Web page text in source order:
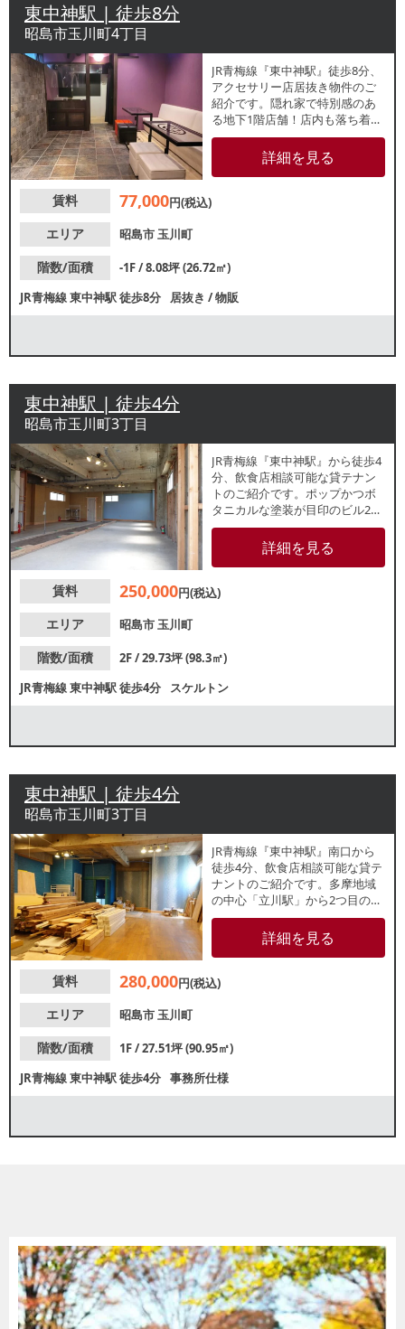
東中神駅 | 徒歩8分
昭島市玉川町4丁目
JR青梅線『東中神駅』徒歩8分、
アクセサリー店居抜き物件のご
紹介です。隠れ家で特別感のあ
る地下1階店舗！店内も落ち着い
た色味のお洒落な内装です。カ
フェなどの軽飲食もご相談可
能！諸条件等、お気軽にお問合
詳細を見る
賃料 77,000円(税込)
エリア
昭島市玉川町
階数/面積
-1F / 8.08坪 (26.72㎡)
JR青梅線東中神駅徒歩8分 居抜き /物販
東中神駅 | 徒歩4分
昭島市玉川町3丁目
JR青梅線『東中神駅』から徒歩4
分、飲食店相談可能な貸テナン
トのご紹介です。ポップかつボ
タニカルな塗装が目印のビル2階
テナントです。各公園からアク
セス便利な住宅立地で近隣住民
の集客が見込めます。各業種、
詳細を見る
賃料 250,000円(税込)
エリア
昭島市玉川町
階数/面積
2F / 29.73坪 (98.3㎡)
JR青梅線東中神駅徒歩4分 スケルトン
東中神駅 | 徒歩4分
昭島市玉川町3丁目
JR青梅線『東中神駅』南口から
徒歩4分、飲食店相談可能な貸テ
ナントのご紹介です。多摩地域
の中心「立川駅」から2つ目の駅
で、近隣には昭和国立公園はじ
め多くの公園がある自然豊かな
エリアです。花柄のエントラン
階店舗！駅前再開発中で今後ま
詳細を見る
賃料 280,000円(税込)
エリア
昭島市玉川町
階数/面積
1F / 27.51坪 (90.95㎡)
JR青梅線東中神駅徒歩4分 事務所仕様